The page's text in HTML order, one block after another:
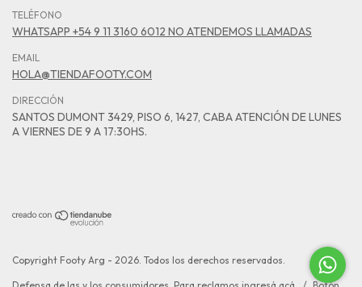
TELÉFONO
WHATSAPP +54 9 11 3160 6012 NO ATENDEMOS LLAMADAS
EMAIL
HOLA@TIENDAFOOTY.COM
DIRECCIÓN
SANTOS DUMONT 3429, PISO 6, 1427, CABA ATENCIÓN DE LUNES
A VIERNES DE 9 A 17:30HS.
Copyright Footy Arg - 2026. Todos los derechos reservados.
Defensa de las y los consumidores. Para reclamos ingresá acá. / Botón